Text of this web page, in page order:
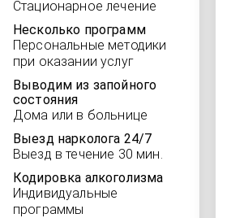
Стационарное лечение
Несколько программ
Персональные методики
при оказании услуг
Выводим из запойного
состояния
Дома или в больнице
Выезд нарколога 24/7
Выезд в течение 30 мин.
Кодировка алкоголизма
Индивидуальные
программы